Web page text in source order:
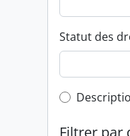
Statut des
Top-
Filtrer par